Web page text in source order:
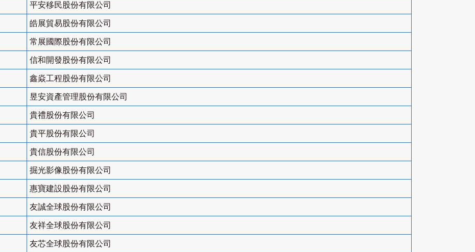
平安移民股份有限公司
皓展貿易股份有限公司
常展國際股份有限公司
信和開發股份有限公司
鑫焱工程股份有限公司
昱安資產管理股份有限公司
貴禮股份有限公司
貴平股份有限公司
貴信股份有限公司
掘光影像股份有限公司
惠寶建設股份有限公司
友誠全球股份有限公司
友祥全球股份有限公司
友芯全球股份有限公司